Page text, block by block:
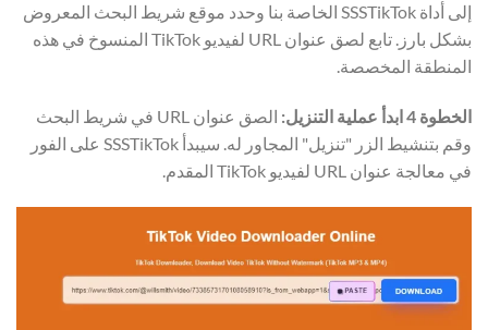
إلى أداة SSSTikTok الخاصة بنا وحدد موقع شريط البحث المعروض
بشكل بارز. تابع لصق عنوان URL لفيديو TikTok المنسوخ في هذه
المنطقة المخصصة.
الخطوة 4 ابدأ عملية التنزيل:
الصق عنوان URL في شريط البحث
وقم بتنشيط الزر "تنزيل" المجاور له. سيبدأ SSSTikTok على الفور
في معالجة عنوان URL لفيديو TikTok المقدم.